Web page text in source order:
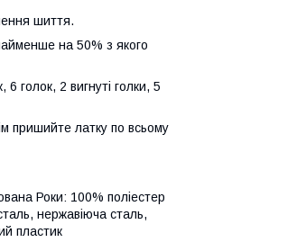
шиття.
на 50% з якого
голок, 2 вигнуті голки, 5
пришийте латку по всьому
Роки: 100% поліестер
нержавіюча сталь,
пластик